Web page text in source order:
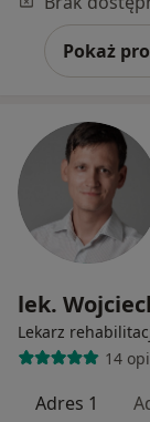
Pokaż
lek.
Lekarz
14
Adres 1